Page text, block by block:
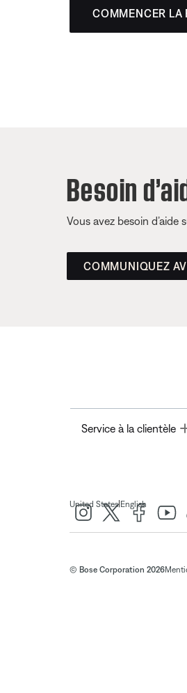
COMMENCER LA
Besoin
Vous avez besoin
COMMUNIQUEZ
Service à la clientèle
United States| English
© Bose Corporation 2026